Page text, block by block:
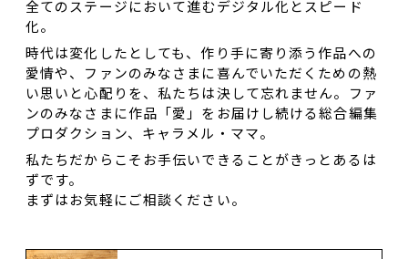
全てのステージにおいて進むデジタル化とスピード
化。
時代は変化したとしても、作り⼿に寄り添う作品への
愛情や、ファンのみなさまに喜んでいただくための熱
い思いと心配りを、私たちは決して忘れません。ファ
ンのみなさまに作品「愛」をお届けし続ける総合編集
プロダクション、キャラメル・ママ。
私たちだからこそお手伝いできることがきっとあるは
ずです。
まずはお気軽にご相談ください。